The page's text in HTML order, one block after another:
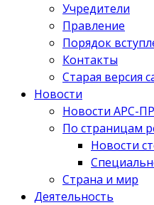
Учредители
Правление
Порядок
Контакты
Старая версия
Новости
Новости АРС-
По страницам
Новости
Страна и мир
Деятельность